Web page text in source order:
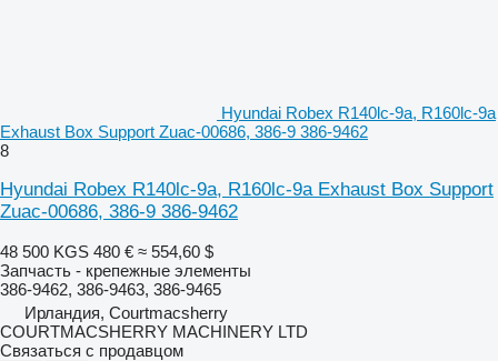
Hyundai Robex R140lc-9a, R160lc-9a
Exhaust Box Support Zuac-00686, 386-9 386-9462
8
Hyundai Robex R140lc-9a, R160lc-9a Exhaust Box Support
Zuac-00686, 386-9 386-9462
48 500 KGS 480 € ≈ 554,60 $
Запчасть - крепежные элементы
386-9462, 386-9463, 386-9465
Ирландия, Courtmacsherry
COURTMACSHERRY MACHINERY LTD
Связаться с продавцом